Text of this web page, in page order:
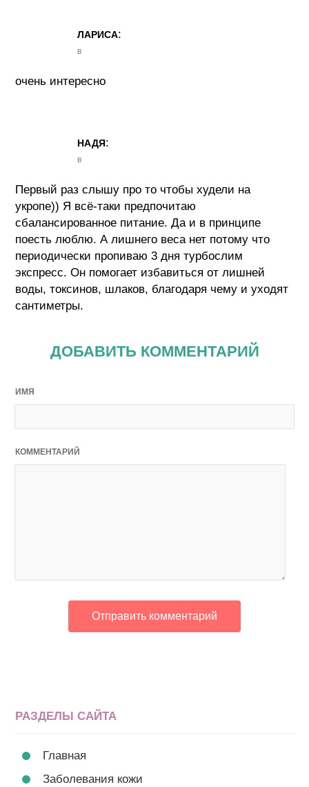
ЛАРИСА:
в
очень интересно
НАДЯ:
в
Первый раз слышу про то чтобы худели на
укропе)) Я всё-таки предпочитаю
сбалансированное питание. Да и в принципе
поесть люблю. А лишнего веса нет потому что
периодически пропиваю 3 дня турбослим
экспресс. Он помогает избавиться от лишней
воды, токсинов, шлаков, благодаря чему и уходят
сантиметры.
ДОБАВИТЬ КОММЕНТАРИЙ
ИМЯ
КОММЕНТАРИЙ
РАЗДЕЛЫ САЙТА
Главная
Заболевания кожи